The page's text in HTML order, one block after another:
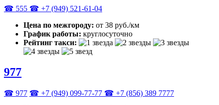
☎ 555 ☎ +7 (949) 521-61-04
Цена по межгороду: от 38 руб./км
График работы: круглосуточно
Рейтинг такси:
977
☎ 977 ☎ +7 (949) 099-77-77 ☎ +7 (856) 389 7777